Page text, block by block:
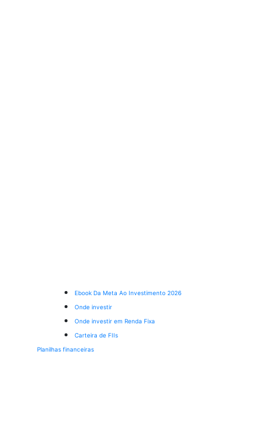
Ebook Da Meta Ao Investimento 2026
Onde investir
Onde investir em Renda Fixa
Carteira de FIIs
Planilhas financeiras